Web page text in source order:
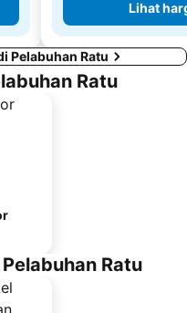
Lihat
Pelabuhan Ratu
Ratu
Ratu